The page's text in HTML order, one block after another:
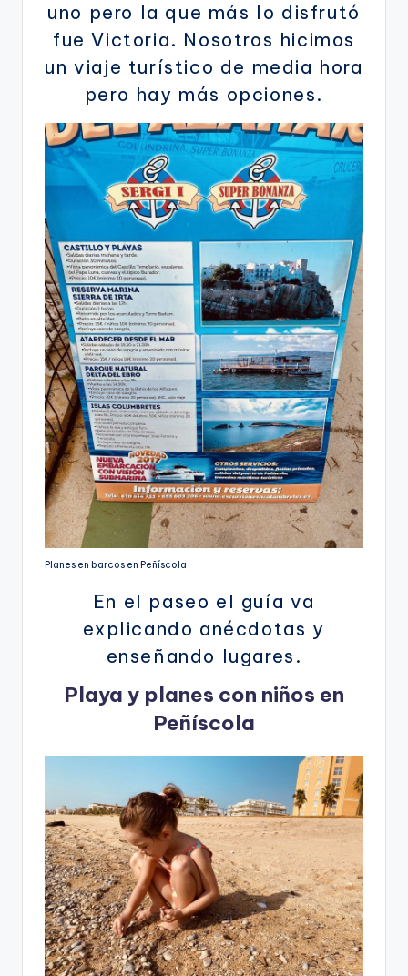
uno pero la que más lo disfrutó
fue Victoria. Nosotros hicimos
un viaje turístico de media hora
pero hay más opciones.
Planes en barcos en Peñíscola
En el paseo el guía va
explicando anécdotas y
enseñando lugares.
Playa y planes con niños en
Peñíscola